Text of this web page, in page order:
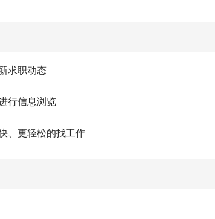
求职动态
行信息浏览
、更轻松的找工作